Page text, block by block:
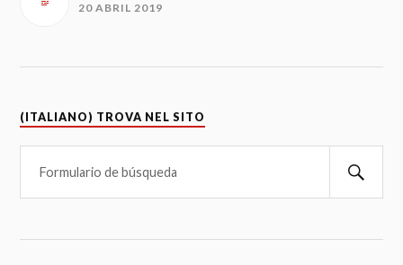
20 ABRIL 2019
(ITALIANO) TROVA NEL SITO